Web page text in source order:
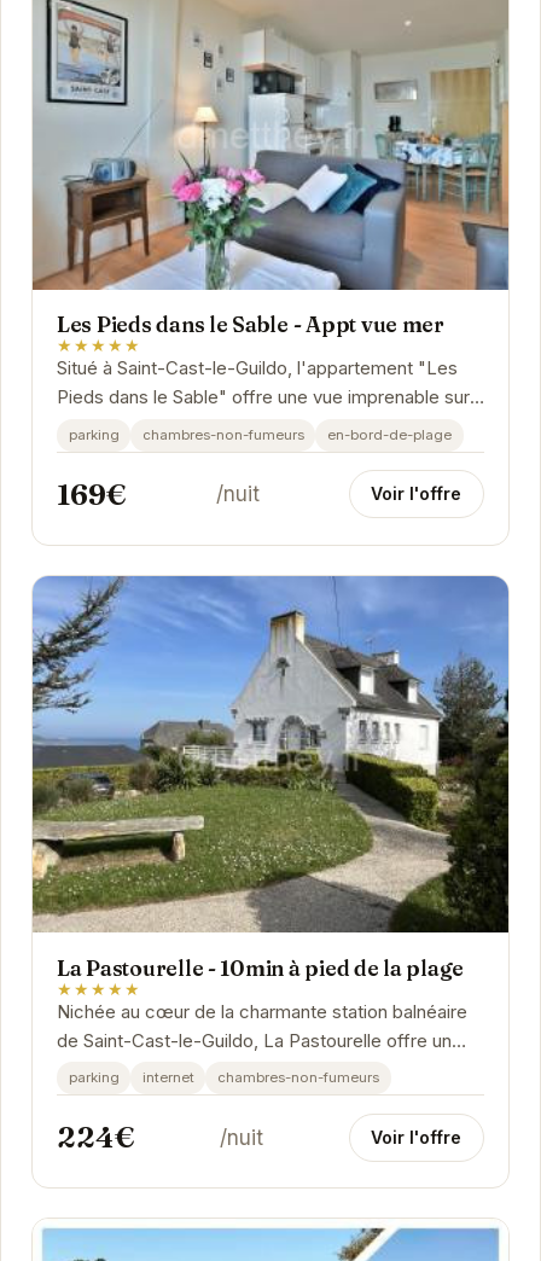
Les Pieds dans le Sable - Appt vue mer
★★★★★
Situé à Saint-Cast-le-Guildo, l'appartement "Les
Pieds dans le Sable" offre une vue imprenable sur
la mer. Cet hébergement confortable et bien...
parking chambres-non-fumeurs en-bord-de-plage
169€ /nuit Voir l'offre
La Pastourelle - 10min à pied de la plage
★★★★★
Nichée au cœur de la charmante station balnéaire
de Saint-Cast-le-Guildo, La Pastourelle offre un
cadre idéal pour des vacances inoubliables. À...
parking internet chambres-non-fumeurs
224€ /nuit Voir l'offre